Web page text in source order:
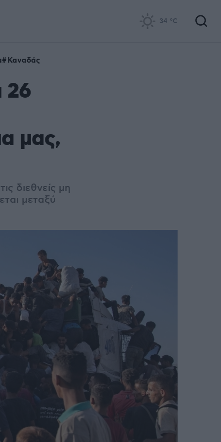
34 °C
Καναδάς
26
μας,
διεθνείς μη
μεταξύ